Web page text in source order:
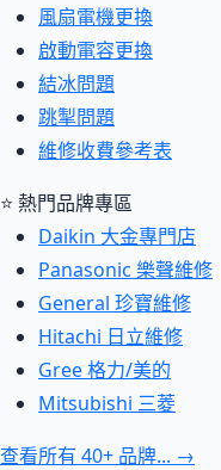
風扇電機更換
啟動電容更換
結冰問題
跳掣問題
維修收費參考表
⭐ 熱門品牌專區
Daikin 大金專門店
Panasonic 樂聲維修
General 珍寶維修
Hitachi 日立維修
Gree 格力/美的
Mitsubishi 三菱
查看所有 40+ 品牌... →